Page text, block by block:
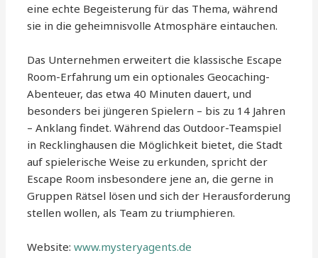
eine echte Begeisterung für das Thema, während
sie in die geheimnisvolle Atmosphäre eintauchen.
Das Unternehmen erweitert die klassische Escape
Room-Erfahrung um ein optionales Geocaching-
Abenteuer, das etwa 40 Minuten dauert, und
besonders bei jüngeren Spielern – bis zu 14 Jahren
– Anklang findet. Während das Outdoor-Teamspiel
in Recklinghausen die Möglichkeit bietet, die Stadt
auf spielerische Weise zu erkunden, spricht der
Escape Room insbesondere jene an, die gerne in
Gruppen Rätsel lösen und sich der Herausforderung
stellen wollen, als Team zu triumphieren.
Website:www.mysteryagents.de